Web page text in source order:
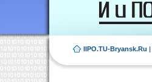
IIPO.TU-Bryansk.Ru |